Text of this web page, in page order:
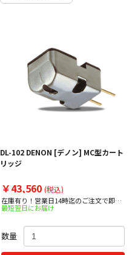
DL-102 DENON [デノン] MC型カート
リッジ
￥43,560 (税込)
在庫有り！営業日14時迄のご注文で即日
出荷！
最短翌日にお届け
数量